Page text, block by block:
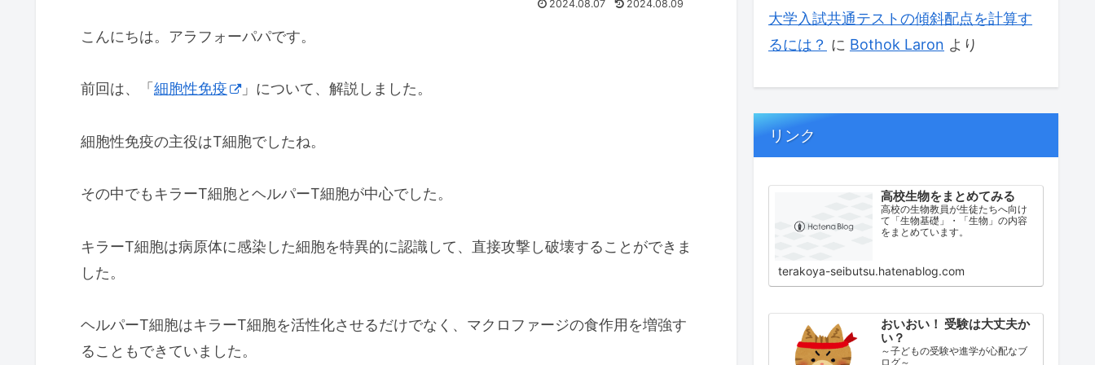
2024.08.07 2024.08.09
こんにちは。アラフォーパパです。
前回は、「 細胞性免疫 」について、解説しました。
細胞性免疫の主役はT細胞でしたね。
その中でもキラーT細胞とヘルパーT細胞が中心でした。
キラーT細胞は病原体に感染した細胞を特異的に認識して、直接攻撃し破壊することができま
した。
ヘルパーT細胞はキラーT細胞を活性化させるだけでなく、マクロファージの食作用を増強す
ることもできていました。
大学入試共通テストの傾斜配点を計算す
るには？ に Bothok Laron より
リンク
高校生物をまとめてみる
高校の生物教員が生徒たちへ向け
て「生物基礎」・「生物」の内容
をまとめています。
terakoya-seibutsu.hatenablog.com
おいおい！ 受験は大丈夫か
い？
～子どもの受験や進学が心配なブ
ログ～